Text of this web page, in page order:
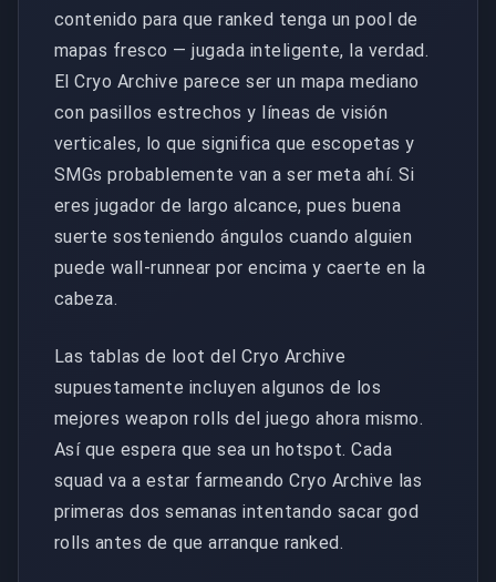
contenido para que ranked tenga un pool de
mapas fresco — jugada inteligente, la verdad.
El Cryo Archive parece ser un mapa mediano
con pasillos estrechos y líneas de visión
verticales, lo que significa que escopetas y
SMGs probablemente van a ser meta ahí. Si
eres jugador de largo alcance, pues buena
suerte sosteniendo ángulos cuando alguien
puede wall-runnear por encima y caerte en la
cabeza.
Las tablas de loot del Cryo Archive
supuestamente incluyen algunos de los
mejores weapon rolls del juego ahora mismo.
Así que espera que sea un hotspot. Cada
squad va a estar farmeando Cryo Archive las
primeras dos semanas intentando sacar god
rolls antes de que arranque ranked.